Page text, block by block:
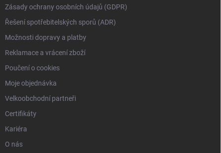
Zásady ochrany osobních údajů (GDPR)
Řešení spotřebitelských sporů (ADR)
Možnosti dopravy a platby
Reklamace a vrácení zboží
Poučení o cookies
Moje objednávka
Velkoobchodní partneři
Certifikáty
Kariéra
O nás